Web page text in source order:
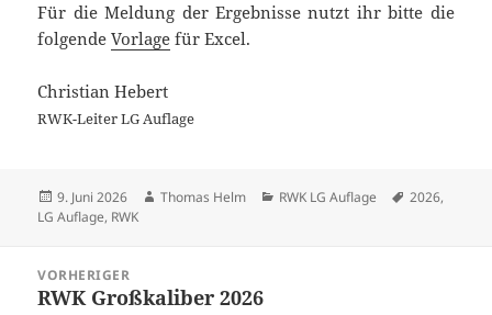
Für die Mel­dung der Ergeb­nis­se nutzt ihr bit­te die
fol­gen­deVor­la­ge für Excel.
Chris­ti­an Hebert
RWK-Lei­ter LG Auflage
Veröffentlicht
am
9. Juni 2026 Autor
Thomas Helm Kategorien
RWK LG Auflage Schlagwörter
2026,
LG Auflage, RWK
VORHERIGER
Vorheriger
RWK Groß­ka­li­ber 2026